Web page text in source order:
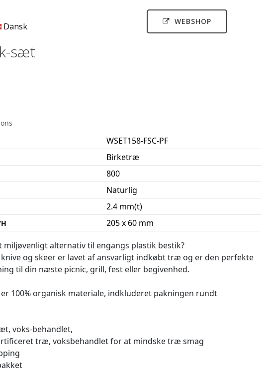
Dansk WEBSHOP
sæt
WSET158-FSC-PF
Birketræ
800
Naturlig
2.4 mm(t)
205 x 60 mm
miljøvenligt alternativ til engangs plastik bestik?
og skeer er lavet af ansvarligt indkøbt træ og er den perfekte
til din næste picnic, grill, fest eller begivenhed.
100% organisk materiale, indkluderet pakningen rundt
voks-behandlet,
træ, voksbehandlet for at mindske træ smag